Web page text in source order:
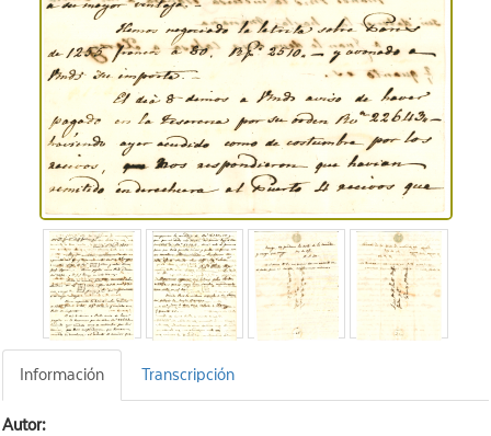
Información Transcripción
Autor: